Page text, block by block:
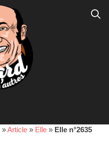
»Article » Elle » Elle n°2635